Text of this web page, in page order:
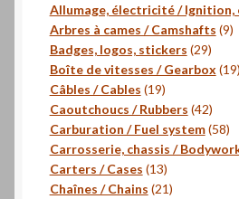
produits
Allumage, électricité / Ignition,
Arbres à cames / Camshafts 99
Badges, logos, stickers 2929
Boîte de vitesses / Gearbox 19
Câbles / Cables 1919
produits
Caoutchoucs / Rubbers 4242
Carburation / Fuel system 5858
Carrosserie, chassis /
Carters / Cases 1313
produits
Chaînes / Chains 2121